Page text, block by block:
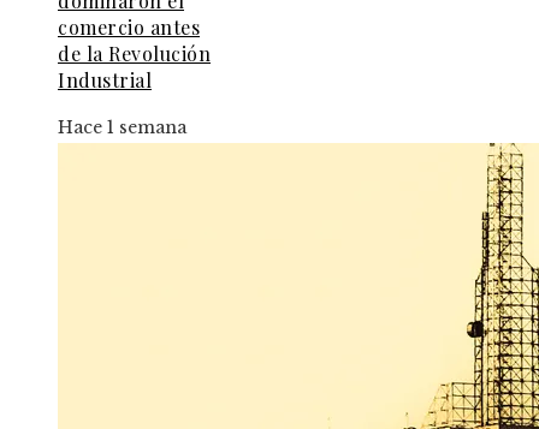
comercio antes
de la Revolución
Industrial
Hace 1 semana